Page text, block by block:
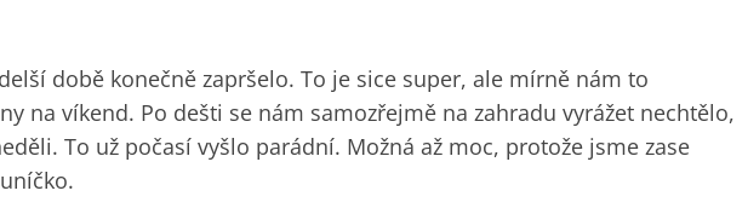
době konečně zapršelo. To je sice super, ale mírně nám to
na víkend. Po dešti se nám samozřejmě na zahradu vyrážet nechtělo,
To už počasí vyšlo parádní. Možná až moc, protože jsme zase